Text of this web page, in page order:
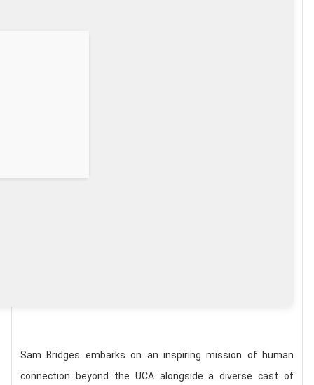
Sam Bridges embarks on an inspiring mission of human
connection beyond the UCA alongside a diverse cast of